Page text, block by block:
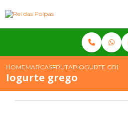
HOMEMARCASFRUTAPIOGURTE GREGO
Iogurte grego